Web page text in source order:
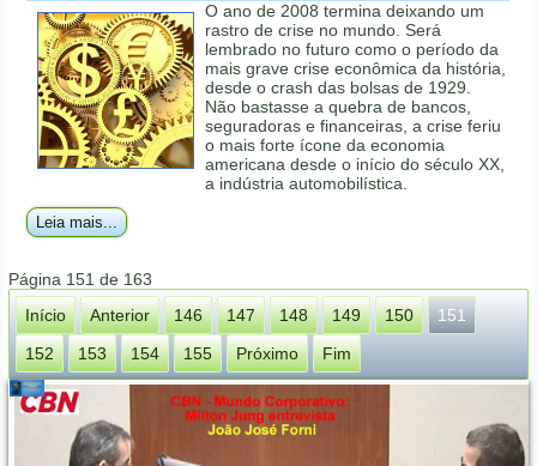
O ano de 2008 termina deixando um
rastro de crise no mundo. Será
lembrado no futuro como o período da
mais grave crise econômica da história,
desde o crash das bolsas de 1929.
Não bastasse a quebra de bancos,
seguradoras e financeiras, a crise feriu
o mais forte ícone da economia
americana desde o início do século XX,
a indústria automobilística.
Leia mais...
Página 151 de 163
Início
Anterior 146 147 148 149 150
151
152
153 154 155 Próximo Fim